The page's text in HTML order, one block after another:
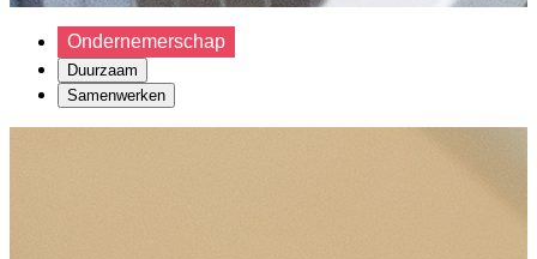
Ondernemerschap
Duurzaam
Samenwerken